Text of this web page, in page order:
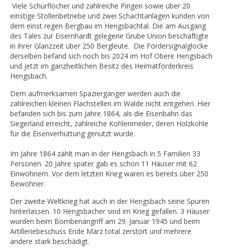
Viele Schürflöcher und zahlreiche Pingen sowie über 20
einstige Stollenbetriebe und zwei Schachtanlagen künden von
dem einst regen Bergbau im Hengsbachtal. Die am Ausgang
des Tales zur Eisernhardt gelegene Grube Union beschäftigte
in ihrer Glanzzeit über 250 Bergleute. Die Fördersignalglocke
derselben befand sich noch bis 2024 im Hof Obere Hengsbach
und jetzt im ganzheitlichen Besitz des Heimatförderkreis
Hengsbach.
Dem aufmerksamen Spaziergänger werden auch die
zahlreichen kleinen Flachstellen im Walde nicht entgehen. Hier
befanden sich bis zum Jahre 1864, als die Eisenbahn das
Siegerland erreicht, zahlreiche Kohlenmeiler, deren Holzkohle
für die Eisenverhüttung genutzt wurde.
Im Jahre 1864 zählt man in der Hengsbach in 5 Familien 33
Personen. 20 Jahre später gab es schon 11 Häuser mit 62
Einwohnern. Vor dem letzten Krieg waren es bereits über 250
Bewohner.
Der zweite Weltkrieg hat auch in der Hengsbach seine Spuren
hinterlassen. 10 Hengsbacher sind im Krieg gefallen. 3 Häuser
wurden beim Bombenangriff am 29. Januar 1945 und beim
Artilleriebeschuss Ende März total zerstört und mehrere
andere stark beschädigt.